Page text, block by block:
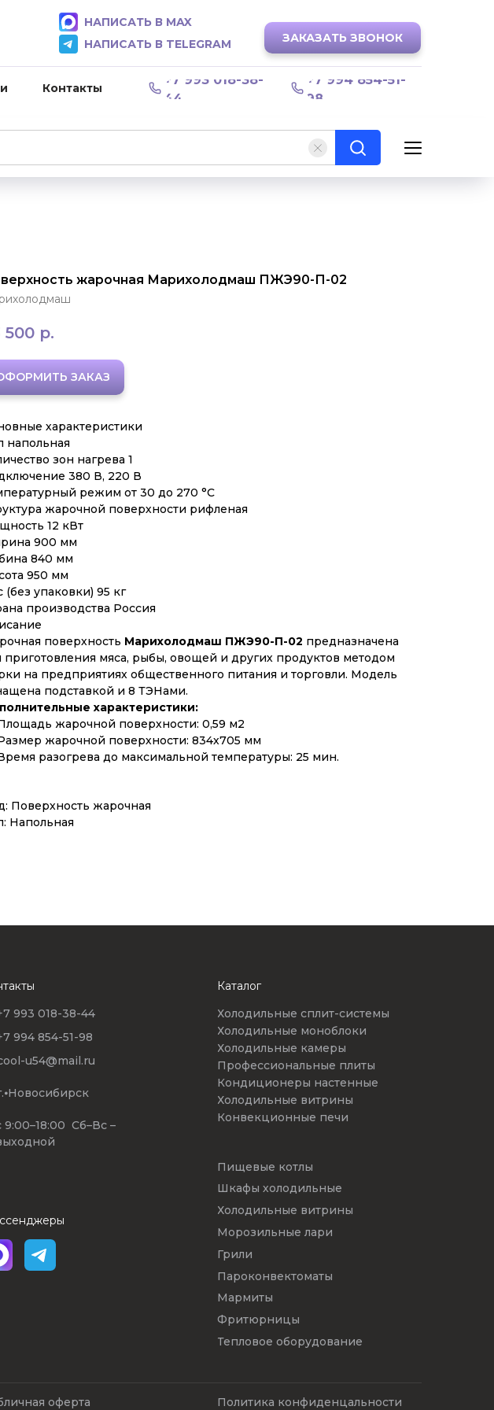
Контакты
+7 994 854-51-
98
+7 993 018-38-
44
ЗАКАЗАТЬ ЗВОНОК
НАПИСАТЬ В TELEGRAM
НАПИСАТЬ В MAX
жарочная Марихолодмаш ПЖЭ90-П-02
500 р.
ЗАКАЗ
характеристики
напольная
зон нагрева 1
380 В, 220 В
режим от 30 до 270 °С
жарочной поверхности рифленая
12 кВт
900 мм
840 мм
950 мм
(без упаковки) 95 кг
производства Россия
поверхность Марихолодмаш ПЖЭ90-П-02 предназначена
приготовления мяса, рыбы, овощей и других продуктов методом
на предприятиях общественного питания и торговли. Модель
подставкой и 8 ТЭНами.
характеристики:
жарочной поверхности: 0,59 м2
жарочной поверхности: 834х705 мм
разогрева до максимальной температуры: 25 мин.
Поверхность жарочная
Напольная
994 854-51-98
993 018-38-44
u54@mail.ru
9:00–18:00 Сб–Вс –
Мармиты
Пароконвектоматы
Тепловое оборудование
Фритюрницы
Пищевые котлы
Грили
Морозильные лари
Холодильные витрины
Шкафы холодильные
Холодильные сплит-системы
Холодильные моноблоки
Холодильные камеры
Профессиональные плиты
Кондиционеры настенные
Холодильные витрины
Конвекционные печи
Каталог
оферта Политика конфиденцальности